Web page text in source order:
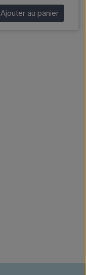
Ajouter au panier